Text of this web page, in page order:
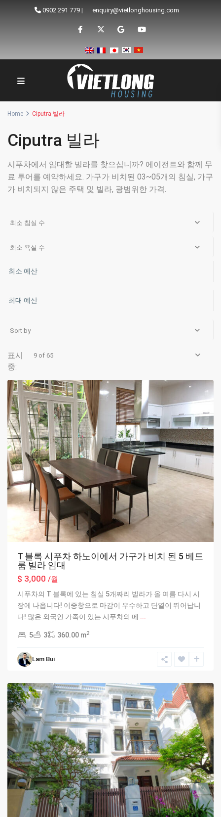
0902 291 779 | enquiry@vietlonghousing.com
Home Ciputra 빌라
Ciputra 빌라
시푸차에서 임대할 빌라를 찾으십니까? 에이전트와 함께 무
료 투어를 예약하세요. 가구가 비치된 03~05개의 침실, 가구
가 비치되지 않은 주택 및 빌라, 광범위한 가격.
최소 침실 수
최소 욕실 수
Sort by
9 of 65
Hanoi,
T 블록 시푸차 하노이에서 가구가 비치 된 5 베드
룸 빌라 임대
$ 3,000 /월
시푸차의 T 블록에 있는 침실 5개짜리 빌라가 올 여름 다시 시
장에 나옵니다! 이중창으로 마감이 우수하고 단열이 뛰어납니
다! 많은 외국인 가족이 있는 시푸차의 메 ...
5 3 360.00 m2
Lam Bui
Ciputra
Hanoi,